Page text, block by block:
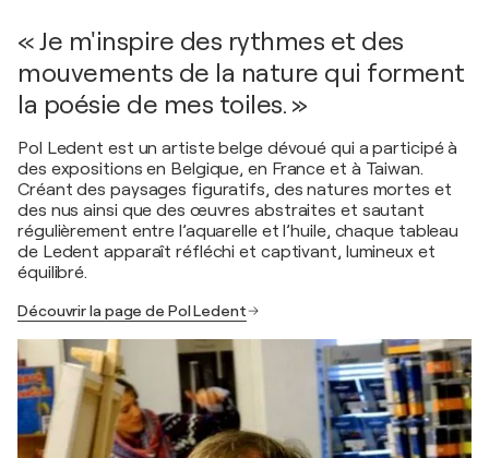
« Je m'inspire des rythmes et des
mouvements de la nature qui forment
la poésie de mes toiles. »
Pol Ledent est un artiste belge dévoué qui a participé à
des expositions en Belgique, en France et à Taiwan.
Créant des paysages figuratifs, des natures mortes et
des nus ainsi que des œuvres abstraites et sautant
régulièrement entre l’aquarelle et l’huile, chaque tableau
de Ledent apparaît réfléchi et captivant, lumineux et
équilibré.
Découvrir la page de Pol Ledent